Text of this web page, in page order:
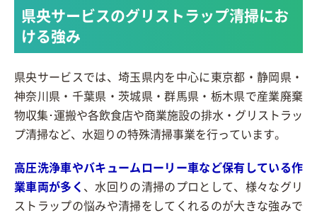
県央サービスのグリストラップ清掃にお
ける強み
県央サービスでは、埼玉県内を中心に東京都・静岡県・
神奈川県・千葉県・茨城県・群馬県・栃木県で産業廃棄
物収集･運搬や各飲食店や商業施設の排水・グリストラッ
プ清掃など、水廻りの特殊清掃事業を行っています。
高圧洗浄車やバキュームローリー車など保有している作
業車両が多く 、水回りの清掃のプロとして、様々なグリ
ストラップの悩みや清掃をしてくれるのが大きな強みで